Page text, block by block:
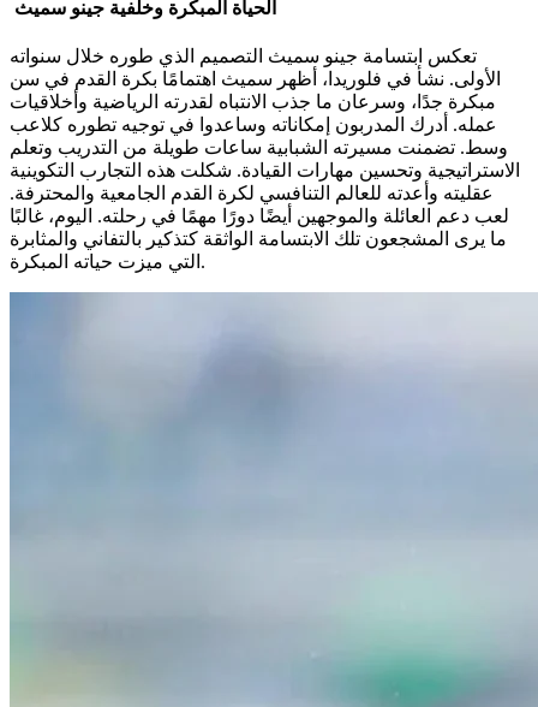
الحياة المبكرة وخلفية جينو سميث
تعكس ابتسامة جينو سميث التصميم الذي طوره خلال سنواته
الأولى. نشأ في فلوريدا، أظهر سميث اهتمامًا بكرة القدم في سن
مبكرة جدًا، وسرعان ما جذب الانتباه لقدرته الرياضية وأخلاقيات
عمله. أدرك المدربون إمكاناته وساعدوا في توجيه تطوره كلاعب
وسط. تضمنت مسيرته الشبابية ساعات طويلة من التدريب وتعلم
الاستراتيجية وتحسين مهارات القيادة. شكلت هذه التجارب التكوينية
عقليته وأعدته للعالم التنافسي لكرة القدم الجامعية والمحترفة.
لعب دعم العائلة والموجهين أيضًا دورًا مهمًا في رحلته. اليوم، غالبًا
ما يرى المشجعون تلك الابتسامة الواثقة كتذكير بالتفاني والمثابرة
التي ميزت حياته المبكرة.